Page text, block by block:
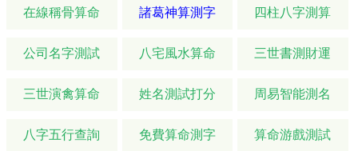
在線稱骨算命 諸葛神算測字 四柱八字測算
公司名字測試 八宅風水算命 三世書測財運
三世演禽算命 姓名測試打分 周易智能測名
八字五行查詢 免費算命測字 算命游戲測試